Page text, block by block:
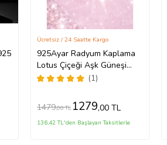
925Ayar Radyum Kaplama
Lotus Çiçeği Aşk Güneşi
Gümüş Yüzük (1)
Ücretsiz / 24 Saatte Kargo
1479,00 TL 1279,00 TL
136,42 TL'den Başlayan Taksitlerle